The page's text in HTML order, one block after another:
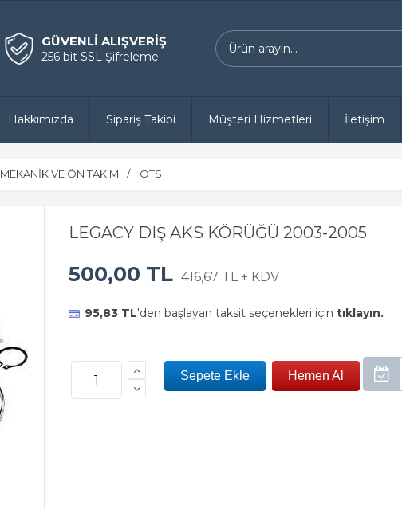
GÜVENLİ ALIŞVERİŞ
256 bit SSL Şifreleme
Hakkımızda Sipariş Takibi Müşteri Hizmetleri İletişim
MEKANİK VE ÖN TAKIM OTS
LEGACY DIŞ AKS KÖRÜĞÜ 2003-2005
500,00 TL 416,67 TL + KDV
95,83 TL'den başlayan taksit seçenekleri için tıklayın.